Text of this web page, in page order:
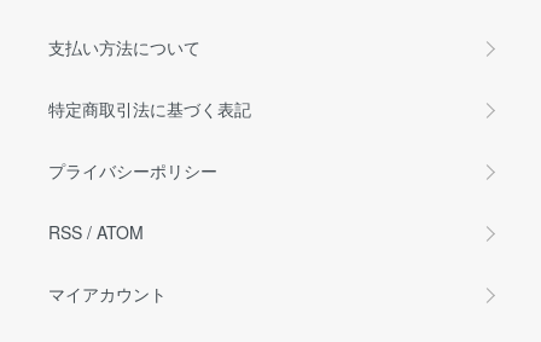
支払い方法について
特定商取引法に基づく表記
プライバシーポリシー
RSS / ATOM
マイアカウント